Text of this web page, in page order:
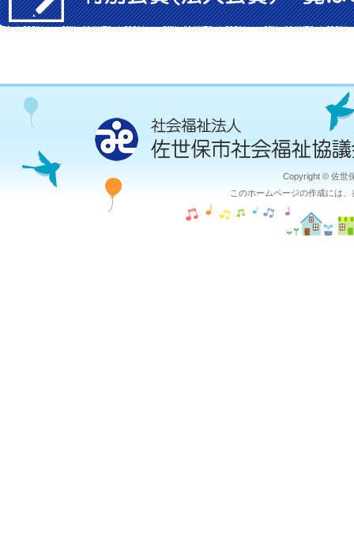
Copyright © 佐世
このホームページの作成には